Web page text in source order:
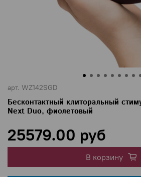
арт. WZ142SGD
Бесконтактный клиторальный
Next Duo, фиолетовый
25579.00 руб
В корзину